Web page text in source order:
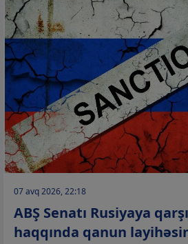
07 avq 2026, 22:18
ABŞ Senatı Rusiyaya
haqqında qanun